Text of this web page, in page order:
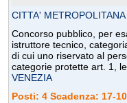
CITTA'
Concorso pubblico, per
istruttore tecnico,
di cui uno riservato al
categorie protette art. 1,
VENEZIA
Posti: 4 Scadenza: 17-